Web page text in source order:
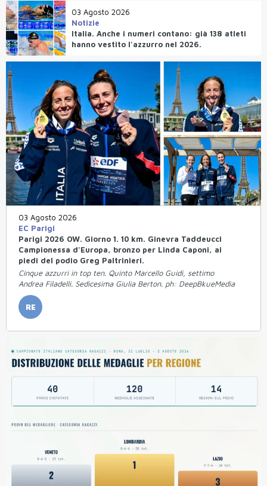
03 Agosto 2026
Notizie
Italia. Anche i numeri contano: già 138 atleti
hanno vestito l'azzurro nel 2026.
03 Agosto 2026
EC Parigi
Parigi 2026 OW. Giorno 1. 10 km. Ginevra Taddeucci
Campionessa d'Europa, bronzo per Linda Caponi, ai
piedi del podio Greg Paltrinieri.
Cinque azzurri in top ten. Quinto Marcello Guidi, settimo
Andrea Filadelli. Sedicesima Giulia Berton. ph: DeepBkueMedia
RE